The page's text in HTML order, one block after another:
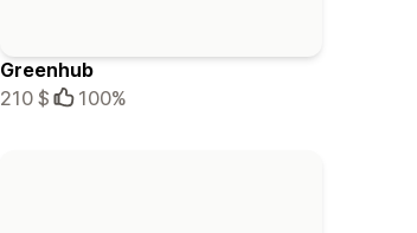
Greenhub
210 $
100%